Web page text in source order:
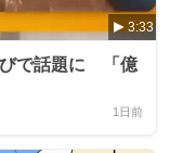
3:33
びで話題に 「億
1日前